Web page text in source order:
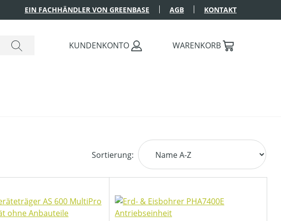
EIN FACHHÄNDLER VON GREENBASE AGB KONTAKT
KUNDENKONTO WARENKORB
Sortierung: